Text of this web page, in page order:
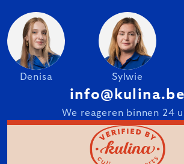
Denisa Sylwie
info@kulina.be
We reageren binnen 24